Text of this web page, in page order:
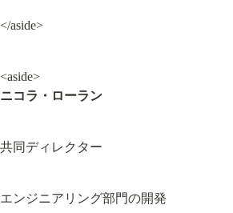
</aside>
ニコラ・ローラン
共同ディレクター
エンジニアリング部門の開発